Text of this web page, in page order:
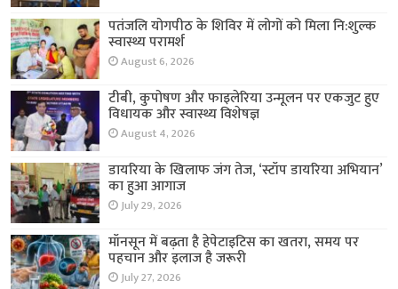
पतंजलि योगपीठ के शिविर में लोगों को मिला नि:शुल्क
स्वास्थ्य परामर्श
August 6, 2026
टीबी, कुपोषण और फाइलेरिया उन्मूलन पर एकजुट हुए
विधायक और स्वास्थ्य विशेषज्ञ
August 4, 2026
डायरिया के खिलाफ जंग तेज, ‘स्टॉप डायरिया अभियान’
का हुआ आगाज
July 29, 2026
मॉनसून में बढ़ता है हेपेटाइटिस का खतरा, समय पर
पहचान और इलाज है जरूरी
July 27, 2026